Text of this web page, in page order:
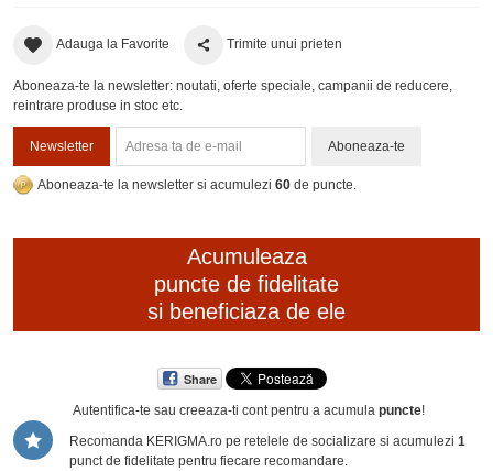
Adauga la Favorite Trimite unui prieten
Aboneaza-te la newsletter: noutati, oferte speciale, campanii de reducere,
reintrare produse in stoc etc.
Newsletter Aboneaza-te
Aboneaza-te la newsletter si acumulezi 60 de puncte.
Acumuleaza
puncte de fidelitate
si beneficiaza de ele
Share
Autentifica-te sau creeaza-ti contpentru a acumula puncte!
Recomanda KERIGMA.ro pe retelele de socializare si acumulezi 1
punct de fidelitate pentru fiecare recomandare.